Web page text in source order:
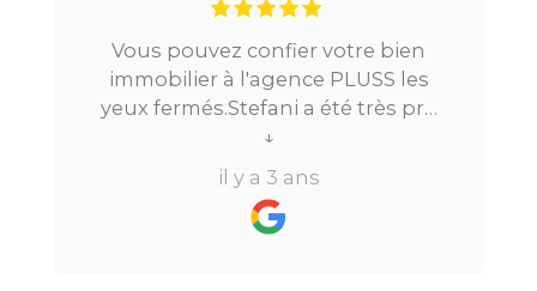
Vous pouvez confier votre bien
immobilier à l'agence PLUSS les
yeux fermés.Stefani a été très pro
tout au long du processus.Très
réactive, elle a su répondre à
toutes mes questions en moins de
24h par email ou par
↓
il y a 3 ans